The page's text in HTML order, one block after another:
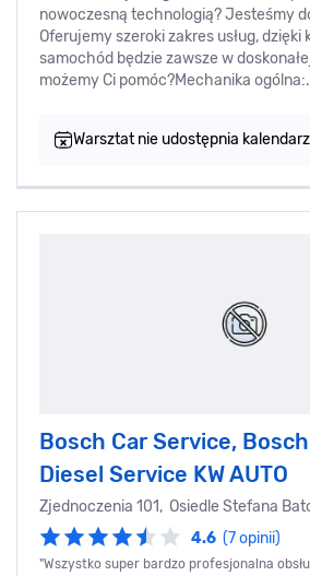
nowoczesną technologią? Jesteśmy
Oferujemy szeroki zakres usług, dzięki
samochód będzie zawsze w
możemy Ci pomóc?Mechanika
Warsztat nie udostępnia
Bosch Car Service, Bosch
Diesel Service KW AUTO
Zjednoczenia 101, Osiedle Stefana
4.6 (7 opinii)
"Wszystko super bardzo profesjonalna